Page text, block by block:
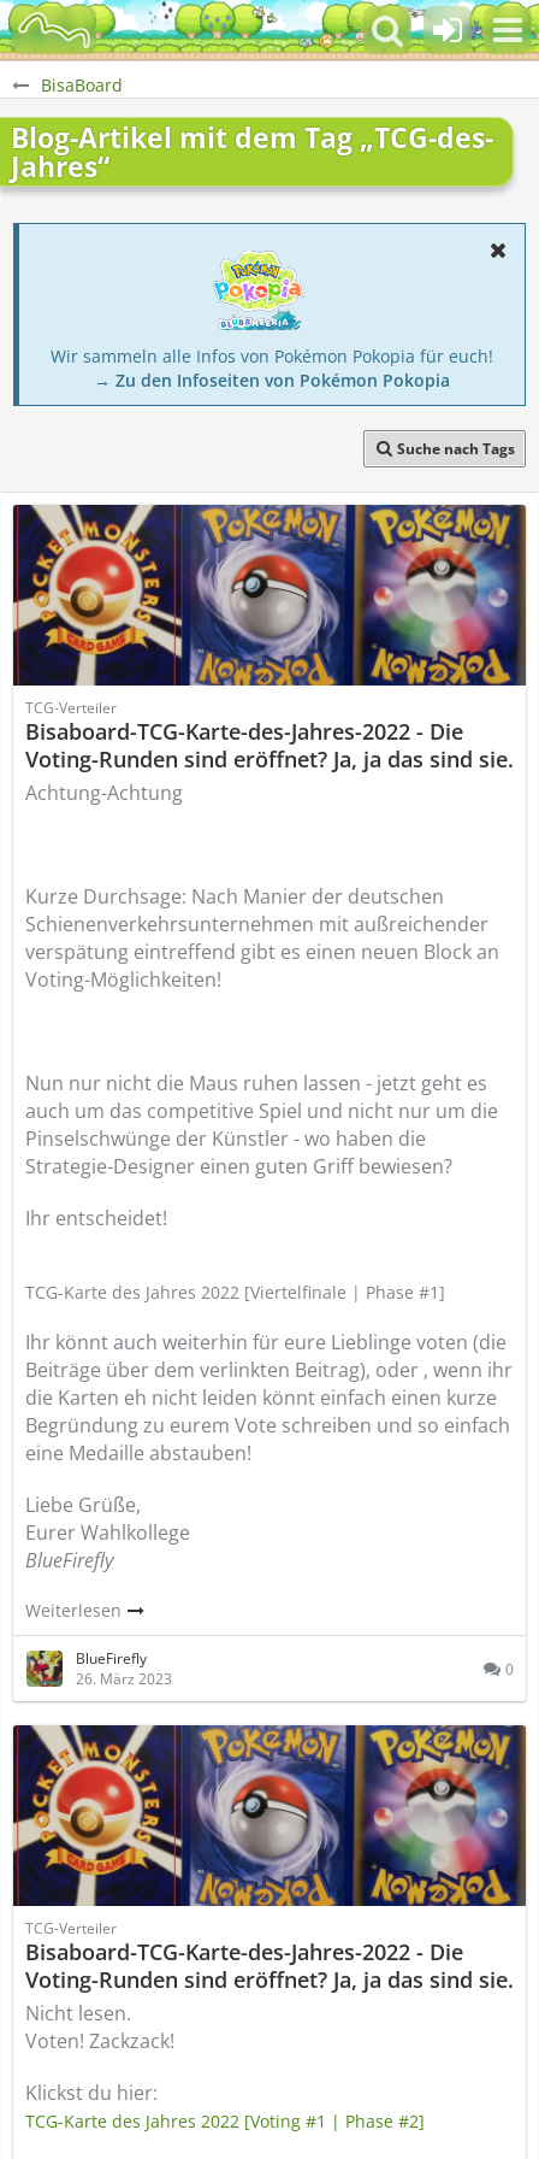
BisaBoard
Blog-Artikel mit dem Tag „TCG-des-
Jahres“
Wir sammeln alle Infos von Pokémon Pokopia für euch!
→ Zu den Infoseiten von Pokémon Pokopia
Suche nach Tags
TCG-Verteiler
Bisaboard-TCG-Karte-des-Jahres-2022 - Die
Voting-Runden sind eröffnet? Ja, ja das sind sie.
Achtung-Achtung
Kurze Durchsage: Nach Manier der deutschen
Schienenverkehrsunternehmen mit außreichender
verspätung eintreffend gibt es einen neuen Block an
Voting-Möglichkeiten!
Nun nur nicht die Maus ruhen lassen - jetzt geht es
auch um das competitive Spiel und nicht nur um die
Pinselschwünge der Künstler - wo haben die
Strategie-Designer einen guten Griff bewiesen?
Ihr entscheidet!
TCG-Karte des Jahres 2022 [Viertelfinale | Phase #1]
Ihr könnt auch weiterhin für eure Lieblinge voten (die
Beiträge über dem verlinkten Beitrag), oder , wenn ihr
die Karten eh nicht leiden könnt einfach einen kurze
Begründung zu eurem Vote schreiben und so einfach
eine Medaille abstauben!
Liebe Grüße,
Eurer Wahlkollege
BlueFirefly
Weiterlesen
BlueFirefly
26. März 2023
0
TCG-Verteiler
Bisaboard-TCG-Karte-des-Jahres-2022 - Die
Voting-Runden sind eröffnet? Ja, ja das sind sie.
Nicht lesen.
Voten! Zackzack!
Klickst du hier:
TCG-Karte des Jahres 2022 [Voting #1 | Phase #2]